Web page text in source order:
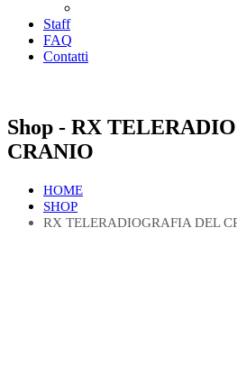
Staff
FAQ
Contatti
Shop - RX
CRANIO
HOME
SHOP
RX TELERADIOGRAFIA DEL